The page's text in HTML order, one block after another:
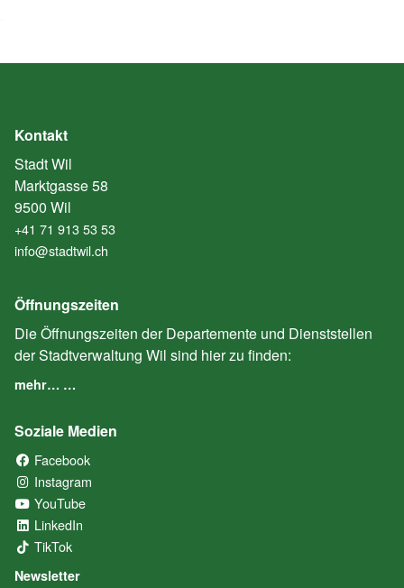
Kontakt
Stadt Wil
Marktgasse 58
9500 Wil
+41 71 913 53 53
info@stadtwil.ch
Öffnungszeiten
Die Öffnungszeiten der Departemente und Dienststellen
der Stadtverwaltung Wil sind hier zu finden:
mehr… …
Soziale Medien
Facebook
Instagram
YouTube
LinkedIn
TikTok
Newsletter